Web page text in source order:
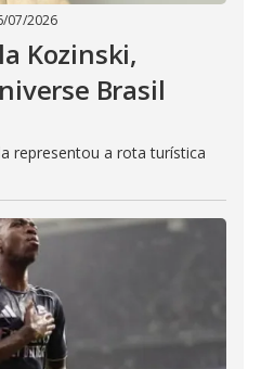
07/2026
Kozinski,
Brasil
representou a rota turística